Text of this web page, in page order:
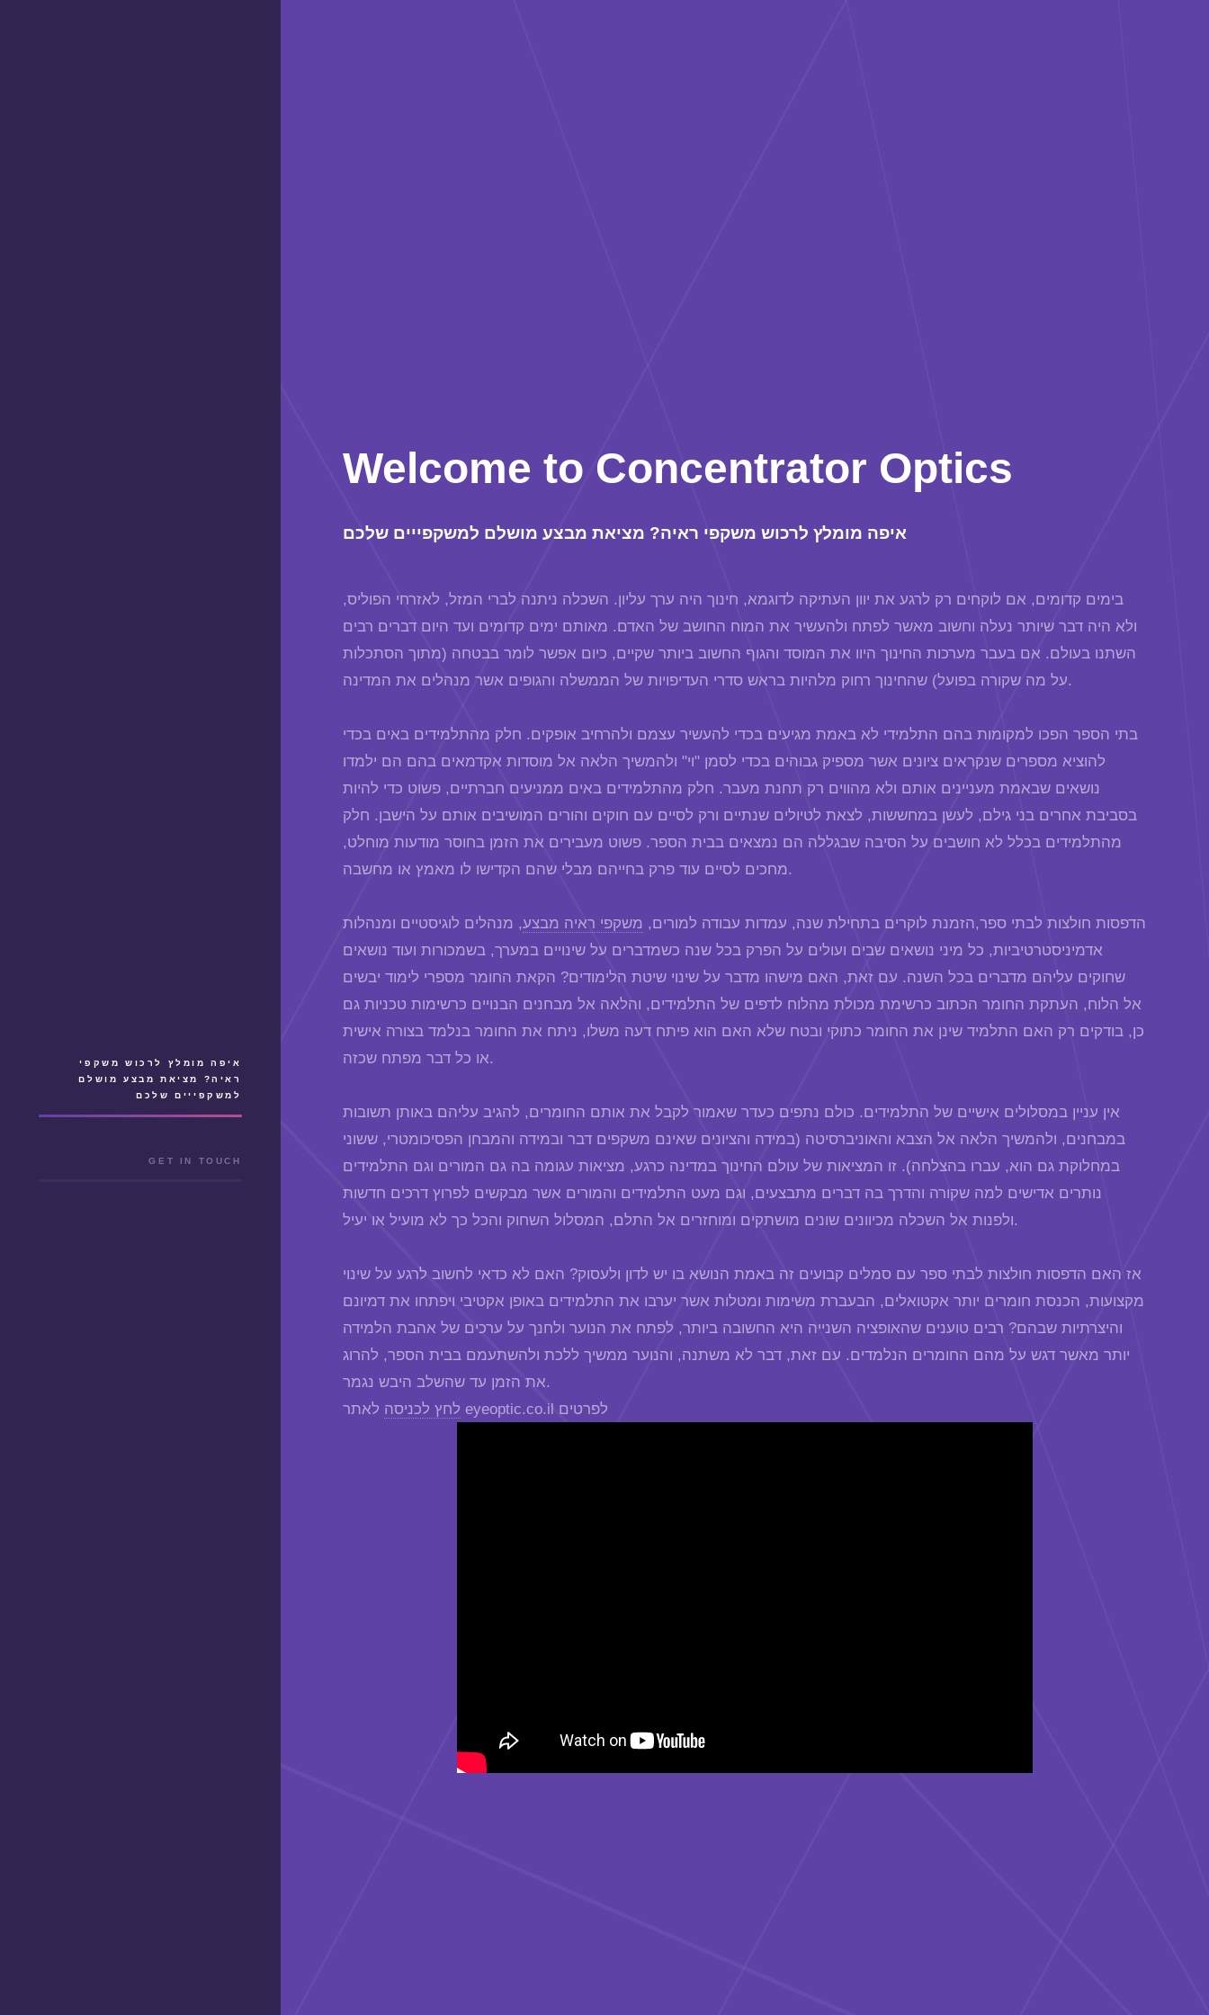
איפה מומלץ לרכוש משקפי
ראיה? מציאת מבצע מושלם
למשקפייים שלכם
GET IN TOUCH
Welcome to Concentrator Optics
איפה מומלץ לרכוש משקפי ראיה? מציאת מבצע מושלם למשקפייים שלכם
בימים קדומים, אם לוקחים רק לרגע את יוון העתיקה לדוגמא, חינוך היה ערך עליון. השכלה ניתנה לברי המזל, לאזרחי הפוליס,
ולא היה דבר שיותר נעלה וחשוב מאשר לפתח ולהעשיר את המוח החושב של האדם. מאותם ימים קדומים ועד היום דברים רבים
השתנו בעולם. אם בעבר מערכות החינוך היוו את המוסד והגוף החשוב ביותר שקיים, כיום אפשר לומר בבטחה (מתוך הסתכלות
על מה שקורה בפועל) שהחינוך רחוק מלהיות בראש סדרי העדיפויות של הממשלה והגופים אשר מנהלים את המדינה.
בתי הספר הפכו למקומות בהם התלמידי לא באמת מגיעים בכדי להעשיר עצמם ולהרחיב אופקים. חלק מהתלמידים באים בכדי
להוציא מספרים שנקראים ציונים אשר מספיק גבוהים בכדי לסמן "וי" ולהמשיך הלאה אל מוסדות אקדמאים בהם הם ילמדו
נושאים שבאמת מעניינים אותם ולא מהווים רק תחנת מעבר. חלק מהתלמידים באים ממניעים חברתיים, פשוט כדי להיות
בסביבת אחרים בני גילם, לעשן במחששות, לצאת לטיולים שנתיים ורק לסיים עם חוקים והורים המושיבים אותם על הישבן. חלק
מהתלמידים בכלל לא חושבים על הסיבה שבגללה הם נמצאים בבית הספר. פשוט מעבירים את הזמן בחוסר מודעות מוחלט,
מחכים לסיים עוד פרק בחייהם מבלי שהם הקדישו לו מאמץ או מחשבה.
הדפסות חולצות לבתי ספר,הזמנת לוקרים בתחילת שנה, עמדות עבודה למורים, משקפי ראיה מבצע, מנהלים לוגיסטיים ומנהלות
אדמיניסטרטיביות, כל מיני נושאים שבים ועולים על הפרק בכל שנה כשמדברים על שינויים במערך, בשמכורות ועוד נושאים
שחוקים עליהם מדברים בכל השנה. עם זאת, האם מישהו מדבר על שינוי שיטת הלימודים? הקאת החומר מספרי לימוד יבשים
אל הלוח, העתקת החומר הכתוב כרשימת מכולת מהלוח לדפים של התלמידים, והלאה אל מבחנים הבנויים כרשימות טכניות גם
כן, בודקים רק האם התלמיד שינן את החומר כתוקי ובטח שלא האם הוא פיתח דעה משלו, ניתח את החומר בנלמד בצורה אישית
או כל דבר מפתח שכזה.
אין עניין במסלולים אישיים של התלמידים. כולם נתפים כעדר שאמור לקבל את אותם החומרים, להגיב עליהם באותן תשובות
במבחנים, ולהמשיך הלאה אל הצבא והאוניברסיטה (במידה והציונים שאינם משקפים דבר ובמידה והמבחן הפסיכומטרי, ששוני
במחלוקת גם הוא, עברו בהצלחה). זו המציאות של עולם החינוך במדינה כרגע, מציאות עגומה בה גם המורים וגם התלמידים
נותרים אדישים למה שקורה והדרך בה דברים מתבצעים, וגם מעט התלמידים והמורים אשר מבקשים לפרוץ דרכים חדשות
ולפנות אל השכלה מכיוונים שונים מושתקים ומוחזרים אל התלם, המסלול השחוק והכל כך לא מועיל או יעיל.
אז האם הדפסות חולצות לבתי ספר עם סמלים קבועים זה באמת הנושא בו יש לדון ולעסוק? האם לא כדאי לחשוב לרגע על שינוי
מקצועות, הכנסת חומרים יותר אקטואלים, הבעברת משימות ומטלות אשר יערבו את התלמידים באופן אקטיבי ויפתחו את דמיונם
והיצרתיות שבהם? רבים טוענים שהאופציה השנייה היא החשובה ביותר, לפתח את הנוער ולחנך על ערכים של אהבת הלמידה
יותר מאשר דגש על מהם החומרים הנלמדים. עם זאת, דבר לא משתנה, והנוער ממשיך ללכת ולהשתעמם בבית הספר, להרוג
את הזמן עד שהשלב היבש נגמר.
לחץ לכניסה
לאתר eyeoptic.co.il לפרטים